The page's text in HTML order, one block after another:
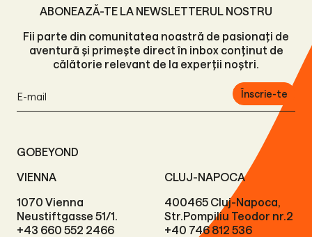
ABONEAZĂ-TE LA NEWSLETTERUL NOSTRU
Fii parte din comunitatea noastră de pasionați de
aventură și primește direct în inbox conținut de
călătorie relevant de la experții noștri.
Înscrie-te
GOBEYOND
VIENNA
1070 Vienna
Neustiftgasse 51/1.
+43 660 552 2466
CLUJ-NAPOCA
400465 Cluj-Napoca,
Str.Pompiliu Teodor nr.2
+40 746 812 536